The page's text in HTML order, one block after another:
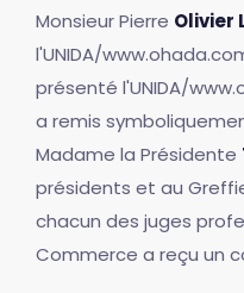
Monsieur Pierre Olivier
l'UNIDA/
présenté l'UNIDA/
a remis
Madame la Présidente
présidents et au
chacun des juges
Commerce a reçu un